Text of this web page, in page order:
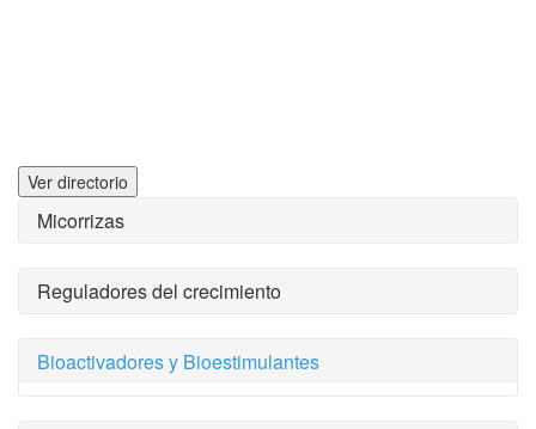
Ver directorio
Micorrizas
Reguladores del crecimiento
Bioactivadores y Bioestimulantes